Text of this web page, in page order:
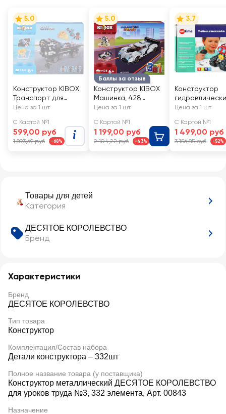
Товары для детей
Категория
ДЕСЯТОЕ КОРОЛЕВСТВО
Бренд
Характеристики
Бренд
ДЕСЯТОЕ КОРОЛЕВСТВО
Тип товара
Конструктор
Комплектация/Состав набора
Детали конструктора – 332шт
Полное название товара (у поставщика)
Конструктор металлический ДЕСЯТОЕ КОРОЛЕВСТВО
для уроков труда №3, 332 элемента, Арт. 00843
Назначение
5.0
Конструктор KIBOX
Транспорт для
спецназа, 352
Цена за 1 шт
С Картой №1
599,00 руб
1 893,69 руб -68%
Баллы за отзыв
5.0
Конструктор KIBOX
Машинка, 428
деталей, Арт. 42012
Цена за 1 шт
С Картой №1
1 199,00 руб
2 104,22 руб -43%
3.7
Конструктор
TIME, Арт.
Цена за 1 шт
С Картой №1
1 499,00 руб
3 156,85 руб -52%